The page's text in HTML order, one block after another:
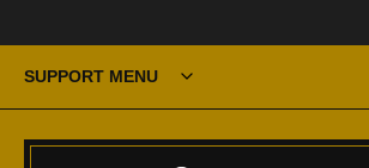
SUPPORT MENU